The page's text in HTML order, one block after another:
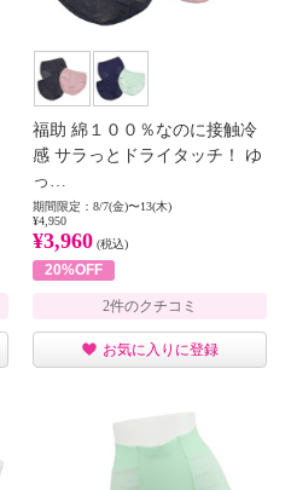
福助 綿１００％なのに接触冷
感 サラっとドライタッチ！ ゆ
っ…
期間限定：8/7(金)〜13(木)
¥4,950
¥3,960 (税込)
20%OFF
2件のクチコミ
お気に入りに登録